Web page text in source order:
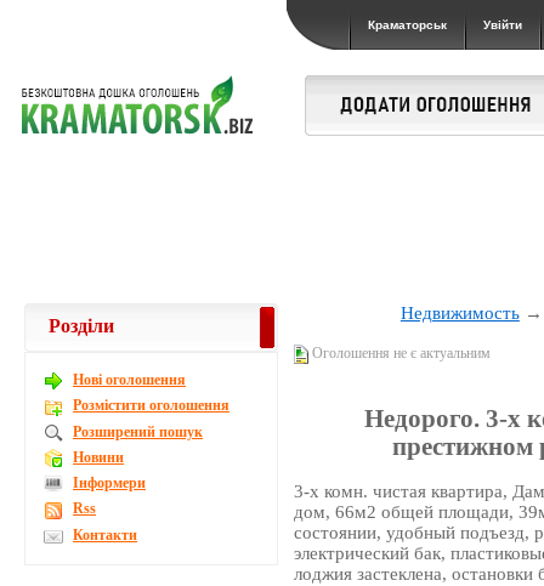
Краматорськ Увійти
Недвижимость
Оголошення не є актуальним
Недорого. 3-х
престижном
3-х комн. чистая квартира,
дом, 66м2 общей площади,
состоянии, удобный подъезд,
электрический бак,
лоджия застеклена, остановки
Розділи
Новi оголошення
Розмістити оголошення
Розширений пошук
Новини
Інформери
Rss
Контакти